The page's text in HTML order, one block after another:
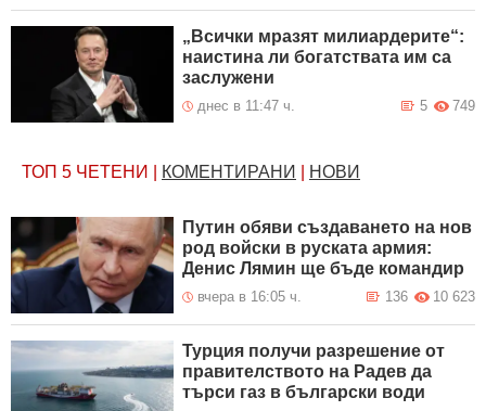
„Всички мразят милиардерите“:
наистина ли богатствата им са
заслужени
днес в 11:47 ч. 749
5
ТОП 5 ЧЕТЕНИ КОМЕНТИРАНИ НОВИ
Путин обяви създаването на нов
род войски в руската армия:
Денис Лямин ще бъде командир
вчера в 16:05 ч. 10 623
136
Турция получи разрешение от
правителството на Радев да
търси газ в български води